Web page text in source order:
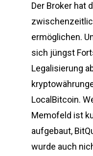
Der Broker hat
ermöglichen.
sich jüngst
Legalisierung
LocalBitcoin.
Memofeld ist
aufgebaut,
wurde auch